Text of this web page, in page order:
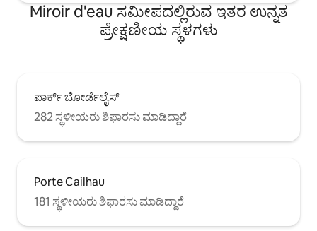
Miroir d'eau ಸಮೀಪದಲ್ಲಿರುವ ಇತರ ಉನ್ನತ
ಪ್ರೇಕ್ಷಣೀಯ ಸ್ಥಳಗಳು
ಪಾರ್ಕ್ ಬೋರ್ಡೆಲೈಸ್
282 ಸ್ಥಳೀಯರು ಶಿಫಾರಸು ಮಾಡಿದ್ದಾರೆ
Porte Cailhau
181 ಸ್ಥಳೀಯರು ಶಿಫಾರಸು ಮಾಡಿದ್ದಾರೆ